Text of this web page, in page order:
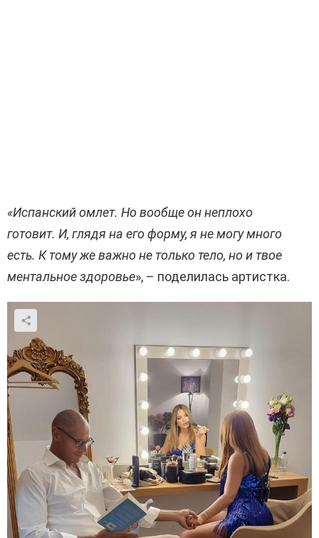
«Испанский омлет. Но вообще он неплохо
готовит. И, глядя на его форму, я не могу много
есть. К тому же важно не только тело, но и твое
ментальное здоровье», – поделилась артистка.